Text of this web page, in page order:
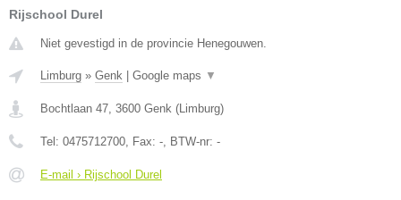
Rijschool Durel
Niet gevestigd in de provincie Henegouwen.
Limburg » Genk Google maps ▼
Bochtlaan 47, 3600 Genk (Limburg)
Tel: 0475712700, Fax: -, BTW-nr: -
E-mail › Rijschool Durel